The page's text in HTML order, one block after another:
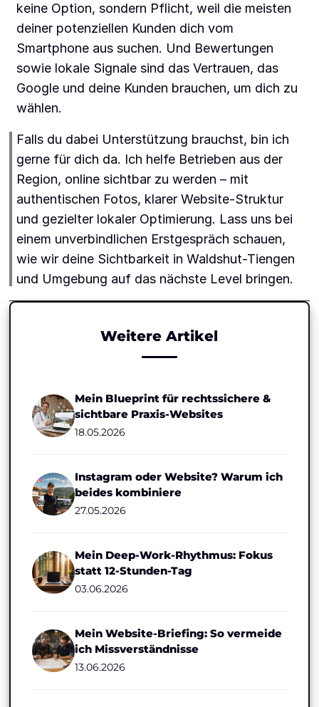
keine Option, sondern Pflicht, weil die meisten
deiner potenziellen Kunden dich vom
Smartphone aus suchen. Und Bewertungen
sowie lokale Signale sind das Vertrauen, das
Google und deine Kunden brauchen, um dich zu
wählen.
Falls du dabei Unterstützung brauchst, bin ich
gerne für dich da. Ich helfe Betrieben aus der
Region, online sichtbar zu werden – mit
authentischen Fotos, klarer Website-Struktur
und gezielter lokaler Optimierung. Lass uns bei
einem unverbindlichen Erstgespräch schauen,
wie wir deine Sichtbarkeit in Waldshut-Tiengen
und Umgebung auf das nächste Level bringen.
Weitere Artikel
Mein Blueprint für rechtssichere &
sichtbare Praxis-Websites
18.05.2026
Instagram oder Website? Warum ich
beides kombiniere
27.05.2026
Mein Deep-Work-Rhythmus: Fokus
statt 12-Stunden-Tag
03.06.2026
Mein Website-Briefing: So vermeide
ich Missverständnisse
13.06.2026